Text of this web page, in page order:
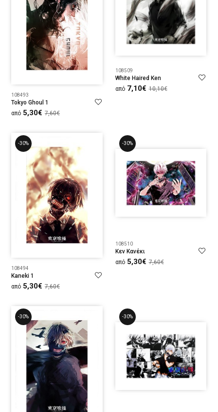
108493
Tokyo Ghoul 1
από 5,30€ 7,60€
108509
White Haired Ken
από 7,10€ 10,10€
-30%
108494
Kaneki 1
από 5,30€ 7,60€
-30%
108510
Κεν Κανέκι
από 5,30€ 7,60€
-30% -30%